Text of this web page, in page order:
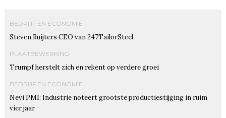
BEDRIJF EN ECONOMIE
Steven Ruijters CEO van 247TailorSteel
PLAATBEWERKING
Trumpf herstelt zich en rekent op verdere groei
BEDRIJF EN ECONOMIE
Nevi PMI: Industrie noteert grootste productiestijging in ruim
vier jaar